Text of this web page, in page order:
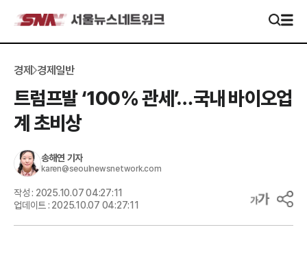
경제 경제일반
트럼프발 ‘100% 관세’…국내 바이오업
계 초비상
송해연 기자
karen@seoulnewsnetwork.com
작성 : 2025.10.07 04:27:11
업데이트 : 2025.10.07 04:27:11